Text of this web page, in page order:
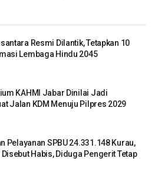
Resmi Dilantik, Tetapkan 10
Lembaga Hindu 2045
KAHMI Jabar Dinilai Jadi
Jalan KDM Menuju Pilpres 2029
Pelayanan SPBU 24.331.148 Kurau,
Disebut Habis, Diduga Pengerit Tetap